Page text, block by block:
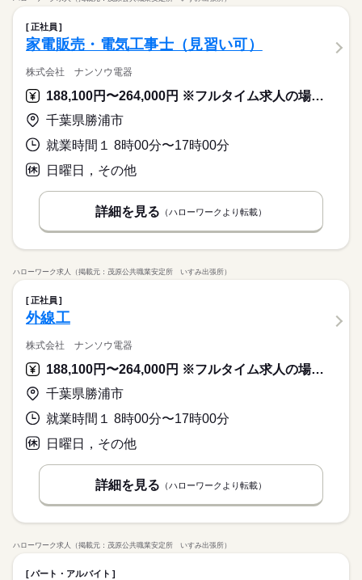
正社員
家電販売・電気工事士（見習い可）
株式会社 ナンソウ電器
188,100円〜264,000円 ※フルタイム求人の場合は月額（換算額）、パート求人の場合は時間額を表示しています。
千葉県勝浦市
就業時間１ 8時00分〜17時00分
日曜日，その他
詳細を見る （ハローワークより転載）
ハローワーク求人（掲載元：茂原公共職業安定所 いすみ出張所）
正社員
外線工
株式会社 ナンソウ電器
188,100円〜264,000円 ※フルタイム求人の場合は月額（換算額）、パート求人の場合は時間額を表示しています。
千葉県勝浦市
就業時間１ 8時00分〜17時00分
日曜日，その他
詳細を見る （ハローワークより転載）
ハローワーク求人（掲載元：茂原公共職業安定所 いすみ出張所）
パート・アルバイト